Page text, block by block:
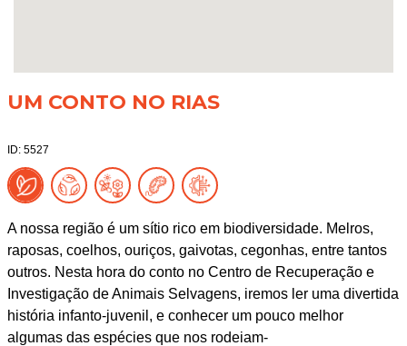
UM CONTO NO RIAS
ID: 5527
A nossa região é um sítio rico em biodiversidade. Melros,
raposas, coelhos, ouriços, gaivotas, cegonhas, entre tantos
outros. Nesta hora do conto no Centro de Recuperação e
Investigação de Animais Selvagens, iremos ler uma divertida
história infanto-juvenil, e conhecer um pouco melhor
algumas das espécies que nos rodeiam-